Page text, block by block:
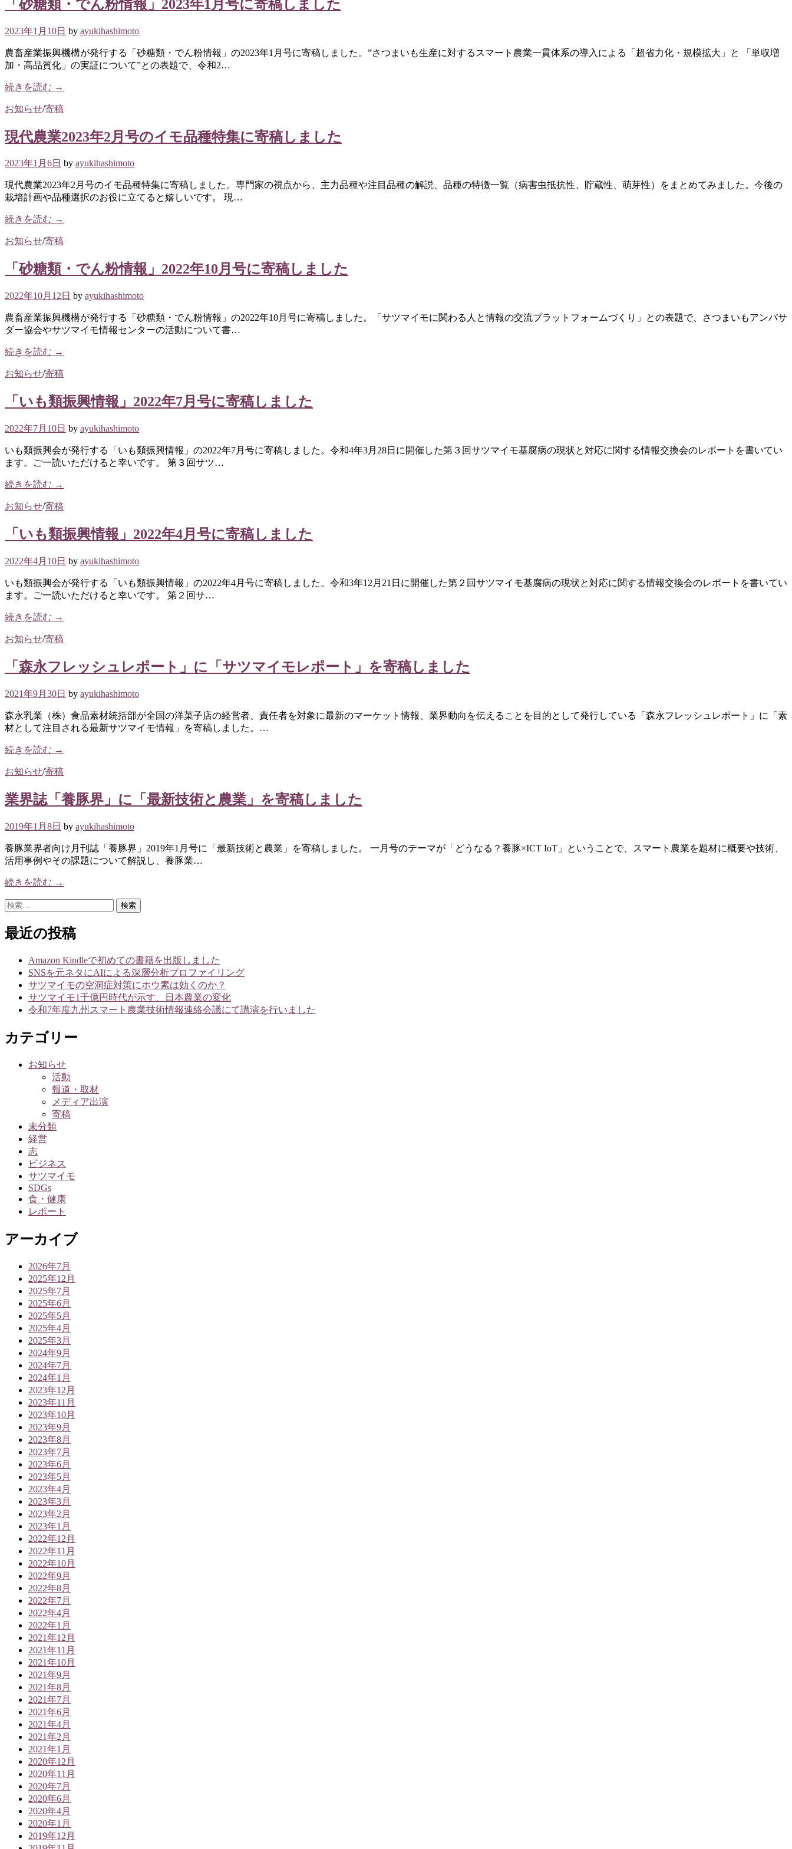
「砂糖類・でん粉情報」2023年1月号に寄稿しました
2023年1月10日 by ayukihashimoto
農畜産業振興機構が発行する「砂糖類・でん粉情報」の2023年1月号に寄稿しました。”さつまいも生産に対するスマート農業一貫体系の導入による「超省力化・規模拡大」と 「単収増
加・高品質化」の実証について”との表題で、令和2…
続きを読む →
お知らせ/寄稿
現代農業2023年2月号のイモ品種特集に寄稿しました
2023年1月6日 by ayukihashimoto
現代農業2023年2月号のイモ品種特集に寄稿しました。専門家の視点から、主力品種や注目品種の解説、品種の特徴一覧（病害虫抵抗性、貯蔵性、萌芽性）をまとめてみました。今後の
栽培計画や品種選択のお役に立てると嬉しいです。 現…
続きを読む →
お知らせ/寄稿
「砂糖類・でん粉情報」2022年10月号に寄稿しました
2022年10月12日 by ayukihashimoto
農畜産業振興機構が発行する「砂糖類・でん粉情報」の2022年10月号に寄稿しました。「サツマイモに関わる人と情報の交流プラットフォームづくり」との表題で、さつまいもアンバサ
ダー協会やサツマイモ情報センターの活動について書…
続きを読む →
お知らせ/寄稿
「いも類振興情報」2022年7月号に寄稿しました
2022年7月10日 by ayukihashimoto
いも類振興会が発行する「いも類振興情報」の2022年7月号に寄稿しました。令和4年3月28日に開催した第３回サツマイモ基腐病の現状と対応に関する情報交換会のレポートを書いてい
ます。ご一読いただけると幸いです。 第３回サツ…
続きを読む →
お知らせ/寄稿
「いも類振興情報」2022年4月号に寄稿しました
2022年4月10日 by ayukihashimoto
いも類振興会が発行する「いも類振興情報」の2022年4月号に寄稿しました。令和3年12月21日に開催した第２回サツマイモ基腐病の現状と対応に関する情報交換会のレポートを書いてい
ます。ご一読いただけると幸いです。 第２回サ…
続きを読む →
お知らせ/寄稿
「森永フレッシュレポート」に「サツマイモレポート」を寄稿しました
2021年9月30日 by ayukihashimoto
森永乳業（株）食品素材統括部が全国の洋菓子店の経営者、責任者を対象に最新のマーケット情報、業界動向を伝えることを目的として発行している「森永フレッシュレポート」に「素
材として注目される最新サツマイモ情報」を寄稿しました。…
続きを読む →
お知らせ/寄稿
業界誌「養豚界」に「最新技術と農業」を寄稿しました
2019年1月8日 by ayukihashimoto
養豚業界者向け月刊誌「養豚界」2019年1月号に「最新技術と農業」を寄稿しました。 一月号のテーマが「どうなる？養豚×ICT IoT」ということで、スマート農業を題材に概要や技術、
活用事例やその課題について解説し、養豚業…
続きを読む →
検
最近の投稿
Amazon Kindleで初めての書籍を出版しました
SNSを元ネタにAIによる深層分析プロファイリング
サツマイモの空洞症対策にホウ素は効くのか？
サツマイモ1千億円時代が示す、日本農業の変化
令和7年度九州スマート農業技術情報連絡会議にて講演を行いました
カテゴリー
お知らせ
活動
報道・取材
メディア出演
寄稿
未分類
経営
志
ビジネス
サツマイモ
SDGs
食・健康
レポート
アーカイブ
2026年7月
2025年12月
2025年7月
2025年6月
2025年5月
2025年4月
2025年3月
2024年9月
2024年7月
2024年1月
2023年12月
2023年11月
2023年10月
2023年9月
2023年8月
2023年7月
2023年6月
2023年5月
2023年4月
2023年3月
2023年2月
2023年1月
2022年12月
2022年11月
2022年10月
2022年9月
2022年8月
2022年7月
2022年4月
2022年1月
2021年12月
2021年11月
2021年10月
2021年9月
2021年8月
2021年7月
2021年6月
2021年4月
2021年2月
2021年1月
2020年12月
2020年11月
2020年7月
2020年6月
2020年4月
2020年1月
2019年12月